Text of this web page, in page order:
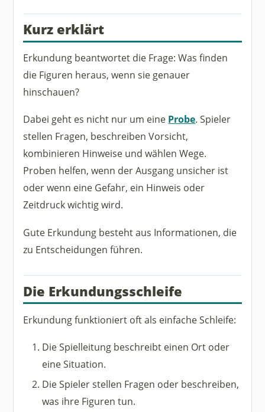
Kurz erklärt
Erkundung beantwortet die Frage: Was finden
die Figuren heraus, wenn sie genauer
hinschauen?
Dabei geht es nicht nur um eine Probe. Spieler
stellen Fragen, beschreiben Vorsicht,
kombinieren Hinweise und wählen Wege.
Proben helfen, wenn der Ausgang unsicher ist
oder wenn eine Gefahr, ein Hinweis oder
Zeitdruck wichtig wird.
Gute Erkundung besteht aus Informationen, die
zu Entscheidungen führen.
Die Erkundungsschleife
Erkundung funktioniert oft als einfache Schleife:
Die Spielleitung beschreibt einen Ort oder
eine Situation.
Die Spieler stellen Fragen oder beschreiben,
was ihre Figuren tun.